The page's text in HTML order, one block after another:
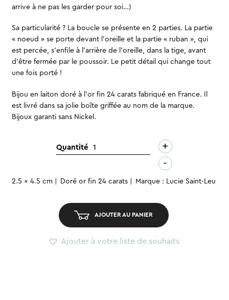
arrive à ne pas les garder pour soi…)
Sa particularité ? La boucle se présente en 2 parties. La partie
« noeud » se porte devant l’oreille et la partie « ruban », qui
est percée, s’enfile à l’arrière de l’oreille, dans la tige, avant
d’être fermée par le poussoir. Le petit détail qui change tout
une fois porté !
Bijou en laiton doré à l’or fin 24 carats fabriqué en France. Il
est livré dans sa jolie boîte griffée au nom de la marque.
Bijoux garanti sans Nickel.
Quantitéquantité
d'oreilles
Betty
+
-
2.5 x 4.5 cm Doré or fin 24 carats Marque : Lucie Saint-Leu
AJOUTER AU PANIER
Ajouter à votre liste de souhaits